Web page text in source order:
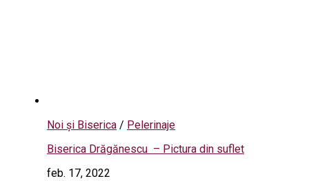
Noi și Biserica / Pelerinaje
Biserica Drăgănescu – Pictura din suflet
feb. 17, 2022